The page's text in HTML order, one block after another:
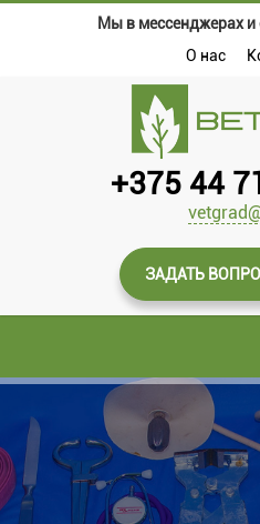
Мы в мессенджерах и
О нас
+375 44
ЗАДАТЬ